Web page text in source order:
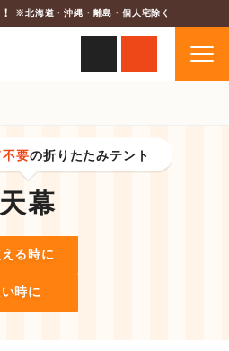
※北海道・沖縄・離島・個人宅除く
要の折りたたみテント
天幕
る時に
時に